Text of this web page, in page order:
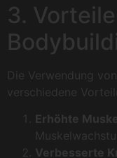
3.
Die Verwendung
verschiedene
Erhöhte
Verbesserte